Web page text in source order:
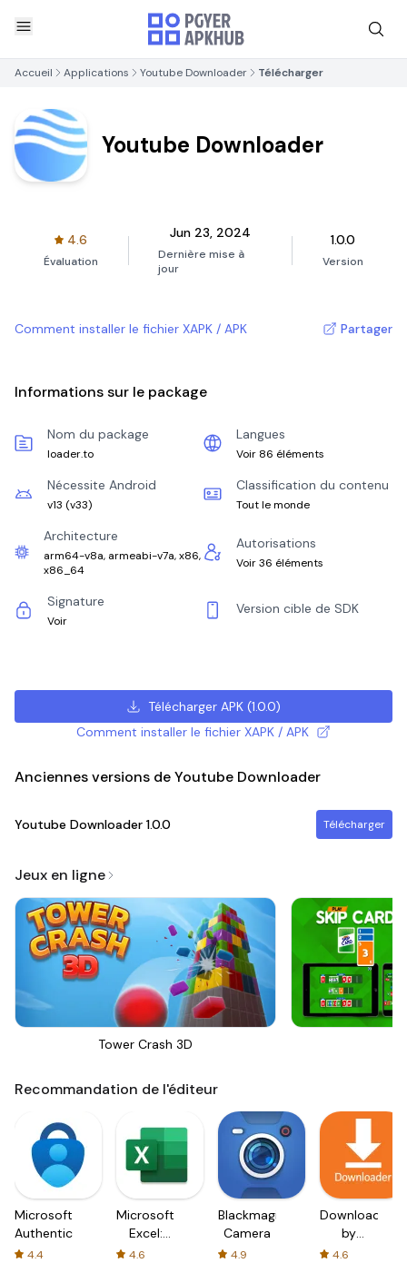
Accueil Applications Youtube Downloader Télécharger
Youtube Downloader
4.6
Évaluation
Jun 23, 2024
Dernière mise à
jour
1.0.0
Version
Comment installer le fichier XAPK / APK Partager
Informations sur le package
Nom du package
loader.to
Langues
Voir 86 éléments
Nécessite Android
v13 (v33)
Classification du contenu
Tout le monde
Architecture
arm64-v8a, armeabi-v7a, x86,
x86_64
Autorisations
Voir 36 éléments
Signature
Voir
Version cible de SDK
Télécharger APK(1.0.0)
Comment installer le fichier XAPK / APK
Anciennes versions de Youtube Downloader
Youtube Downloader 1.0.0 Télécharger
Jeux en ligne
Tower Crash 3D
Recommandation de l'éditeur
Microsoft
Authenticator
4.4
Microsoft
Excel:
Spreadsheets
4.6
Blackmagic
Camera
4.9
Downloader
by
AFTVnews
4.6